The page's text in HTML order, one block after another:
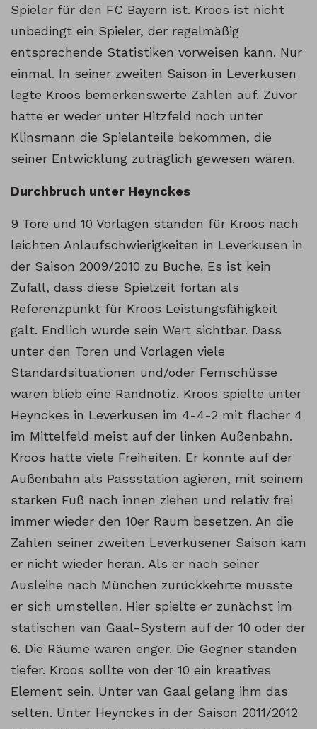
Spieler für den FC Bayern ist. Kroos ist nicht
unbedingt ein Spieler, der regelmäßig
entsprechende Statistiken vorweisen kann. Nur
einmal. In seiner zweiten Saison in Leverkusen
legte Kroos bemerkenswerte Zahlen auf. Zuvor
hatte er weder unter Hitzfeld noch unter
Klinsmann die Spielanteile bekommen, die
seiner Entwicklung zuträglich gewesen wären.
Durchbruch unter Heynckes
9 Tore und 10 Vorlagen standen für Kroos nach
leichten Anlaufschwierigkeiten in Leverkusen in
der Saison 2009/2010 zu Buche. Es ist kein
Zufall, dass diese Spielzeit fortan als
Referenzpunkt für Kroos Leistungsfähigkeit
galt. Endlich wurde sein Wert sichtbar. Dass
unter den Toren und Vorlagen viele
Standardsituationen und/oder Fernschüsse
waren blieb eine Randnotiz. Kroos spielte unter
Heynckes in Leverkusen im 4-4-2 mit flacher 4
im Mittelfeld meist auf der linken Außenbahn.
Kroos hatte viele Freiheiten. Er konnte auf der
Außenbahn als Passstation agieren, mit seinem
starken Fuß nach innen ziehen und relativ frei
immer wieder den 10er Raum besetzen. An die
Zahlen seiner zweiten Leverkusener Saison kam
er nicht wieder heran. Als er nach seiner
Ausleihe nach München zurückkehrte musste
er sich umstellen. Hier spielte er zunächst im
statischen van Gaal-System auf der 10 oder der
6. Die Räume waren enger. Die Gegner standen
tiefer. Kroos sollte von der 10 ein kreatives
Element sein. Unter van Gaal gelang ihm das
selten. Unter Heynckes in der Saison 2011/2012